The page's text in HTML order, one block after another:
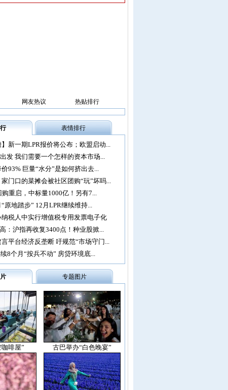
网友热议 热贴排行
表情排行
】新一期LPR报价将公布；欧盟启动...
发 我们需要一个怎样的资本市场...
93% 巨量“水分”是如何挤出去...
门口的菜摊会被社区团购“玩”坏吗...
购重启，中标量1000亿！另有7...
原地踏步” 12月LPR继续维持...
税人中实行增值税专用发票电子化
：沪指再收复3400点！种业股掀...
平台经济反垄断 吁规范“市场守门...
8个月“按兵不动” 房贷环境底...
专题图片
啡屋” 古巴举办“白色晚宴”